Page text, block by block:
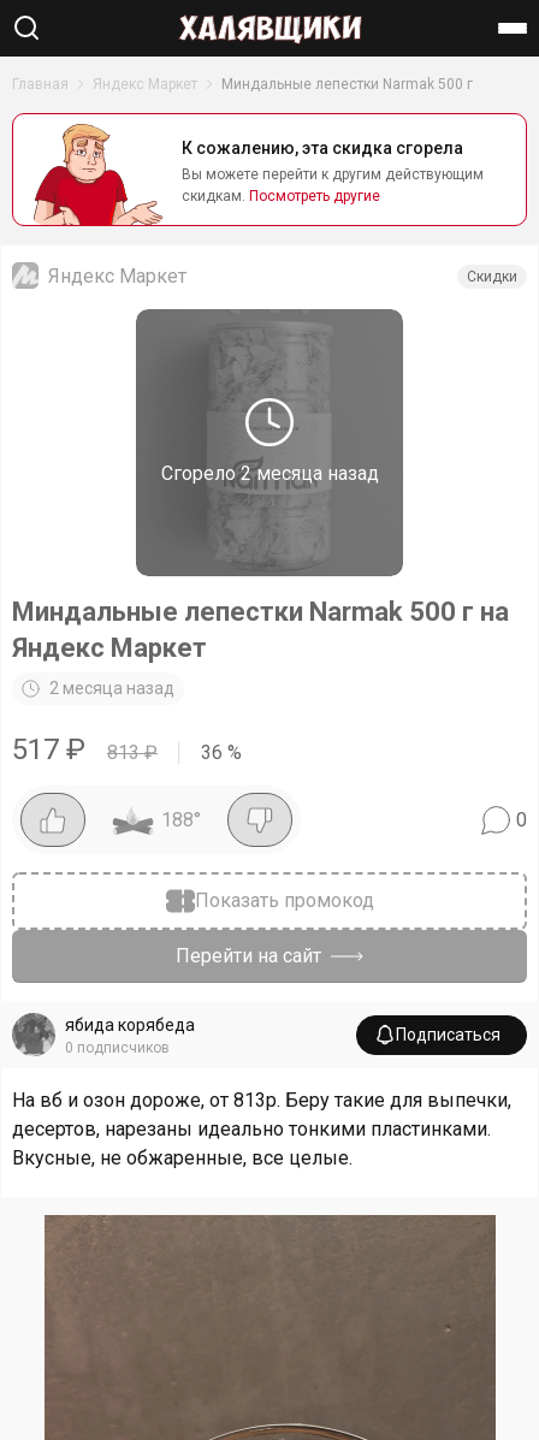
Найти
Главная Яндекс Маркет Миндальные лепестки Narmak 500 г
К сожалению, эта скидка сгорела
Вы можете перейти к другим действующим
скидкам. Посмотреть другие
Сгорело2 месяца назад
Яндекс Маркет Скидки
Миндальные лепестки Narmak 500 г на
Яндекс Маркет
2 месяца назад
517 ₽ 813₽ 36 %
188° 0
Показать промокод
Перейти на сайт
ябида корябеда
0 подписчиков
Подписаться
На вб и озон дороже, от 813р. Беру такие для выпечки,
десертов, нарезаны идеально тонкими пластинками.
Вкусные, не обжаренные, все целые.